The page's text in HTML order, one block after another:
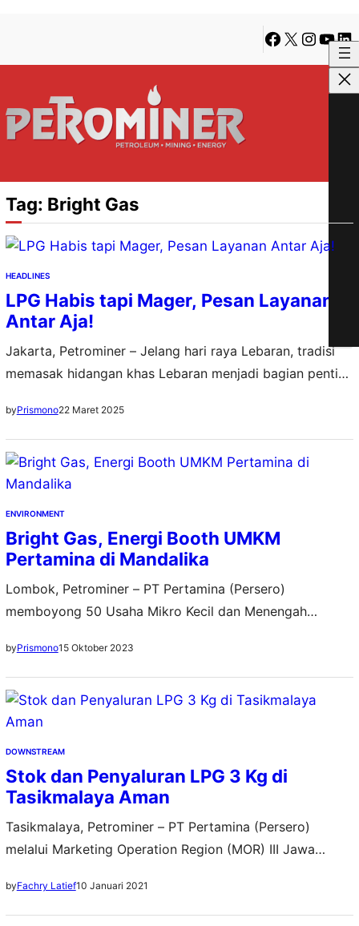
konten
content
Facebook
X Instagram
Tag: Bright Gas
HEADLINES
LPG Habis tapi Mager, Pesan Layanan
Antar Aja!
Jakarta, Petrominer – Jelang hari raya Lebaran, tradisi
memasak hidangan khas Lebaran menjadi bagian penting
kehabisan tenaga saat puasa dan malas alias mager
untuk keluar rumah. Jangan khawatir, Pertamina telah
siapkan layanan Pertamina Delivery Service (PDS).
Corporate Secretary Pertamina Patra Niaga, Heppy
Wulansari, mengatakan layanan Pertamina Delivery
Service…
byPrismono22 Maret 2025
ENVIRONMENT
Bright Gas, Energi Booth UMKM
Pertamina di Mandalika
Lombok, Petrominer – PT Pertamina (Persero)
memboyong 50 Usaha Mikro Kecil dan Menengah
Indonesia 2023. Sebagian besar mitra binaan tersebut
menyajikan jajanan nusantara dan minuman segar,
dengan menggunakan Bright Gas untuk memasak di
booth. Vice President CSR & SMEPP Pertamina, Fajriyah
Usman, mengatakan Pertamina mendampingi para
mitra…
byPrismono15 Oktober 2023
DOWNSTREAM
Stok dan Penyaluran LPG 3 Kg di
Tasikmalaya Aman
Tasikmalaya, Petrominer – PT Pertamina (Persero)
melalui Marketing Operation Region (MOR) III Jawa
Kabupaten Tasikmalaya aman. Hal ini terpantau dari
kelancaran stok dan penyaluran melalui agen dan
byFachry Latief10 Januari 2021